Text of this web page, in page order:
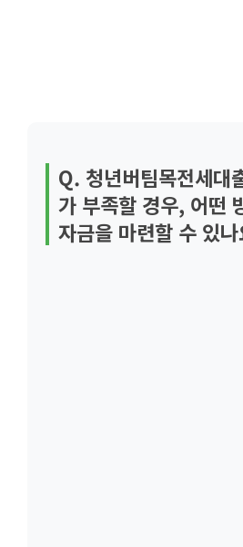
Q. 청년버팀목전세대
가 부족할 경우, 어떤
자금을 마련할 수 있